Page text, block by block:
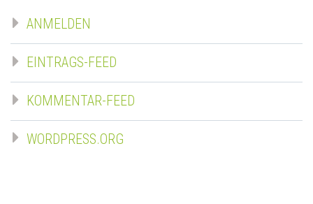
ANMELDEN
EINTRAGS-FEED
KOMMENTAR-FEED
WORDPRESS.ORG